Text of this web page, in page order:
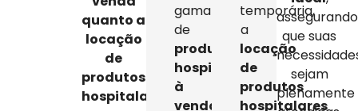
quanto a
locação
de
produtos
hospitalares
gama
de
produtos
hospitalares
à
venda
temporária,
a
locação
de
produtos
hospitalares
assegurando
que suas
sejam
plenamente